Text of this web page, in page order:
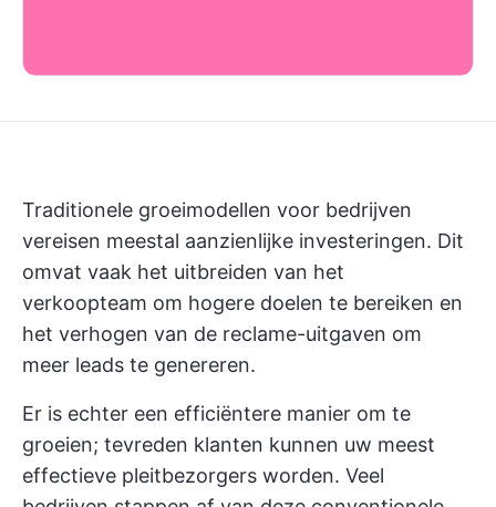
Traditionele groeimodellen voor bedrijven
vereisen meestal aanzienlijke investeringen. Dit
omvat vaak het uitbreiden van het
verkoopteam om hogere doelen te bereiken en
het verhogen van de reclame-uitgaven om
meer leads te genereren.
Er is echter een efficiëntere manier om te
groeien; tevreden klanten kunnen uw meest
effectieve pleitbezorgers worden. Veel